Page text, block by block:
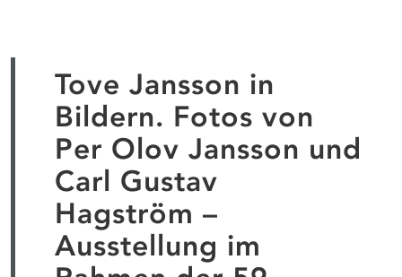
Tove Jansson in
Bildern. Fotos von
Per Olov Jansson und
Carl Gustav
Hagström –
Ausstellung im